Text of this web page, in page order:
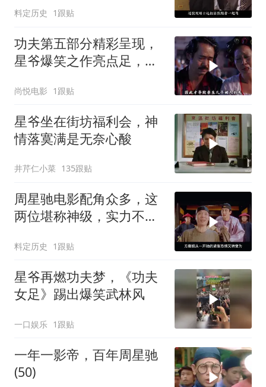
料定历史 1跟贴
功夫第五部分精彩呈现，
星爷爆笑之作亮点足，艺
尚悦电影 1跟贴
星爷坐在街坊福利会，神
情落寞满是无奈心酸
井芹仁小菜 135跟贴
周星驰电影配角众多，这
两位堪称神级，实力不容
料定历史 1跟贴
星爷再燃功夫梦，《功夫
女足》踢出爆笑武林风
一口娱乐 1跟贴
一年一影帝，百年周星驰
(50)